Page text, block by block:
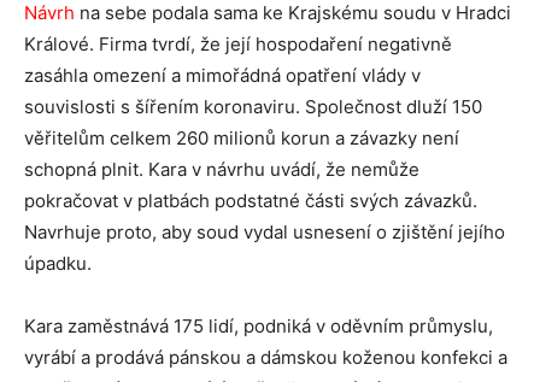
Návrh na sebe podala sama ke Krajskému soudu v Hradci
Králové. Firma tvrdí, že její hospodaření negativně
zasáhla omezení a mimořádná opatření vlády v
souvislosti s šířením koronaviru. Společnost dluží 150
věřitelům celkem 260 milionů korun a závazky není
schopná plnit. Kara v návrhu uvádí, že nemůže
pokračovat v platbách podstatné části svých závazků.
Navrhuje proto, aby soud vydal usnesení o zjištění jejího
úpadku.
Kara zaměstnává 175 lidí, podniká v oděvním průmyslu,
vyrábí a prodává pánskou a dámskou koženou konfekci a